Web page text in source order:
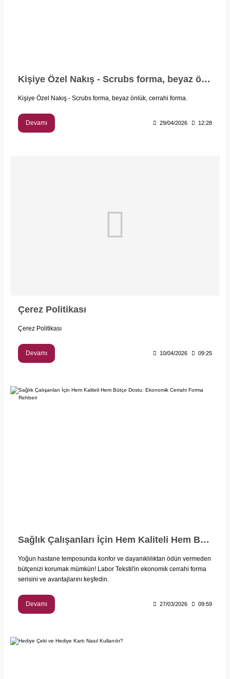
Kişiye Özel Nakış - Scrubs forma, beyaz önlük, cerrahi forma.
Kişiye Özel Nakış - Scrubs forma, beyaz önlük, cerrahi forma.
Devamı 29/04/2026 12:28
Çerez Politikası
Çerez Politikası
Devamı 10/04/2026 09:25
Sağlık Çalışanları İçin Hem Kaliteli Hem Bütçe Dostu: Ekonomik Cerrahi Forma Rehberi
Yoğun hastane temposunda konfor ve dayanıklılıktan ödün vermeden
bütçenizi korumak mümkün! Labor Tekstil'in ekonomik cerrahi forma
serisini ve avantajlarını keşfedin.
Devamı 27/03/2026 09:59